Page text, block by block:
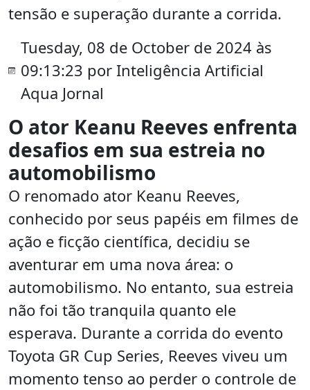
tensão e superação durante a corrida.
Tuesday, 08 de October de 2024 às
09:13:23 por Inteligência Artificial
Aqua Jornal
O ator Keanu Reeves enfrenta
desafios em sua estreia no
automobilismo
O renomado ator Keanu Reeves,
conhecido por seus papéis em filmes de
ação e ficção científica, decidiu se
aventurar em uma nova área: o
automobilismo. No entanto, sua estreia
não foi tão tranquila quanto ele
esperava. Durante a corrida do evento
Toyota GR Cup Series, Reeves viveu um
momento tenso ao perder o controle de